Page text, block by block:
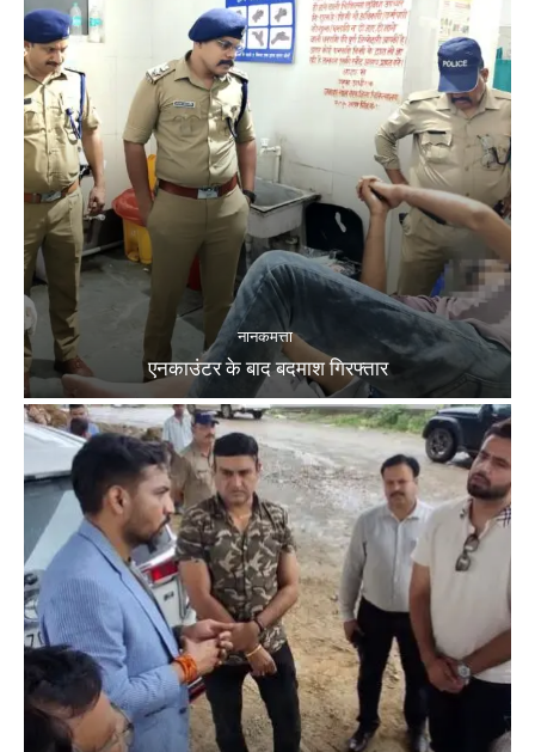
नानकमत्ता
एनकाउंटर के बाद बदमाश गिरफ्तार